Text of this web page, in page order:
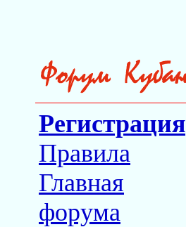
Регистрация
Правила
Главная
форума